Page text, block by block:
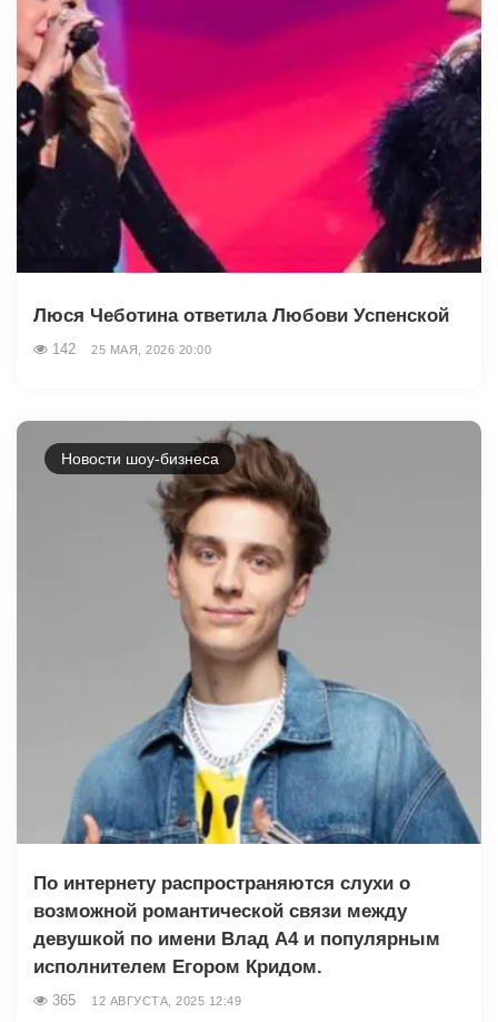
Люся Чеботина ответила Любови Успенской
142 25 МАЯ, 2026 20:00
Новости шоу-бизнеса
По интернету распространяются слухи о
возможной романтической связи между
девушкой по имени Влад А4 и популярным
исполнителем Егором Кридом.
365 12 АВГУСТА, 2025 12:49